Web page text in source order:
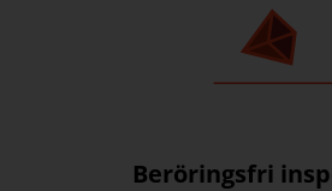
Beröringsfri